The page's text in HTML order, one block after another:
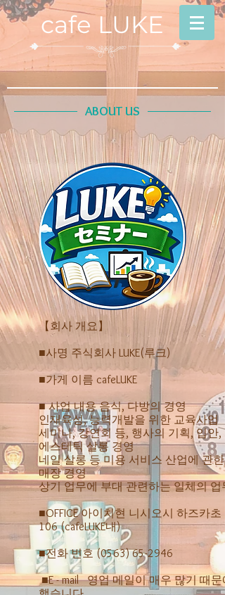
cafe LUKE
ABOUT US
【회사 개요】
■사명 주식회사 LUKE(루크)
■가게 이름 cafeLUKE
■ 사업 내용 음식, 다방의 경영
인재육성, 능력개발을 위한 교육사업
세미나, 강연회 등, 행사의 기획, 입안,
에스테틱 살롱 경영
네일 살롱 등 미용 서비스 산업에 관한
매장 경영
상기 업무에 부대 관련하는 일체의 업
■OFFICE 아이치현 니시오시 하즈카초
106 (cafeLUKE내)
■전화 번호(0563) 65-2946
■E - mail 영업 메일이 매우 많기 때문